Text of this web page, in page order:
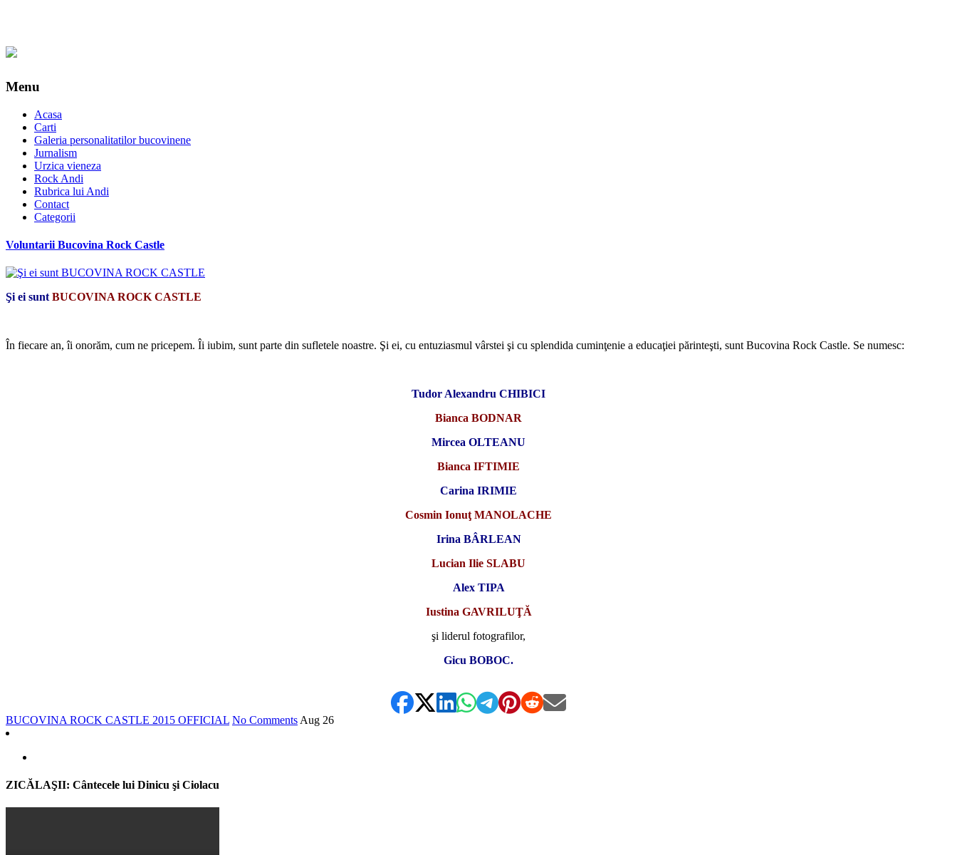
Menu
Acasa
Carti
Galeria personalitatilor bucovinene
Jurnalism
Urzica vieneza
Rock Andi
Rubrica lui Andi
Contact
Categorii
Voluntarii Bucovina Rock Castle
Şi ei sunt BUCOVINA ROCK CASTLE
În fiecare an, îi onorăm, cum ne pricepem. Îi iubim, sunt parte din sufletele noastre. Şi ei, cu entuziasmul vârstei şi cu splendida cuminţenie a educaţiei părinteşti, sunt Bucovina Rock Castle. Se numesc:
Tudor Alexandru CHIBICI
Bianca BODNAR
Mircea OLTEANU
Bianca IFTIMIE
Carina IRIMIE
Cosmin Ionuţ MANOLACHE
Irina BÂRLEAN
Lucian Ilie SLABU
Alex TIPA
Iustina GAVRILUŢĂ
şi liderul fotografilor,
Gicu BOBOC.
BUCOVINA ROCK CASTLE 2015 OFFICIAL No Comments Aug 26
ZICĂLAŞII: Cântecele lui Dinicu şi Ciolacu